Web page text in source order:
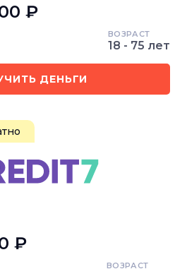
₽
ВОЗРАСТ
18 - 75 лет
ДЕНЬГИ
₽
ВОЗРАСТ